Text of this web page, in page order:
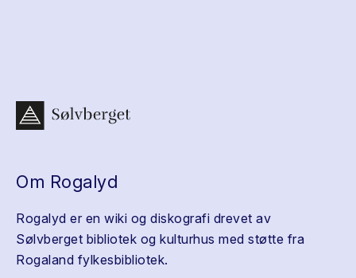
Om Rogalyd
Rogalyd er en wiki og diskografi drevet av
Sølvberget bibliotek og kulturhus med støtte fra
Rogaland fylkesbibliotek.